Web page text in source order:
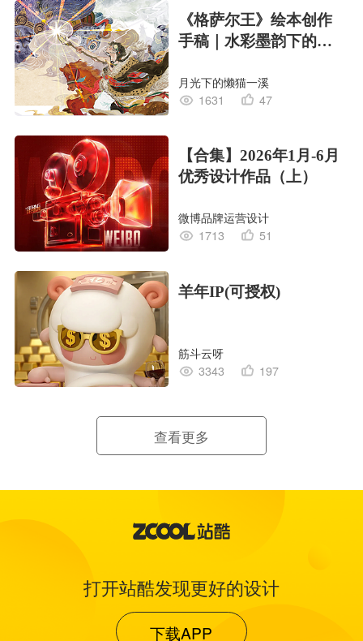
《格萨尔王》绘本创作
手稿｜水彩墨韵下的史
月光下的懒猫一溪
1631
47
【合集】2026年1月-6月
优秀设计作品（上）
微博品牌运营设计
1713
51
羊年IP(可授权)
筋斗云呀
3343
197
查看更多
打开站酷发现更好的设计
下载APP